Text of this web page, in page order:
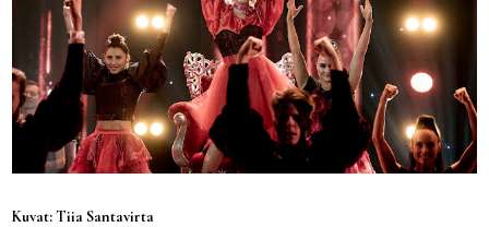
Kuvat: Tiia Santavirta